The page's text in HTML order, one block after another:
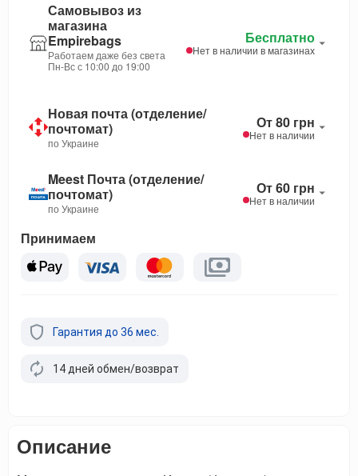
Самовывоз из
магазина
Empirebags
Работаем даже без света
Пн-Вс с 10:00 до 19:00
Бесплатно
Нет в наличии в магазинах
Новая почта (отделение/
почтомат)
по Украине
От 80 грн
Нет в наличии
Meest Почта (отделение/
почтомат)
по Украине
От 60 грн
Нет в наличии
Принимаем
Гарантия до 36 мес.
14 дней обмен/возврат
Описание